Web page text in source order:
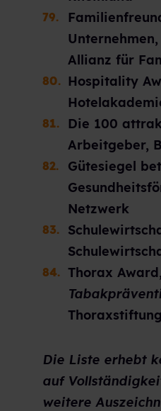
Allianz für
Hospitality
Die 100
Arbeitgeber,
Gütesiegel
Netzwerk
Thorax Award,
Die Liste erhebt
auf
weitere